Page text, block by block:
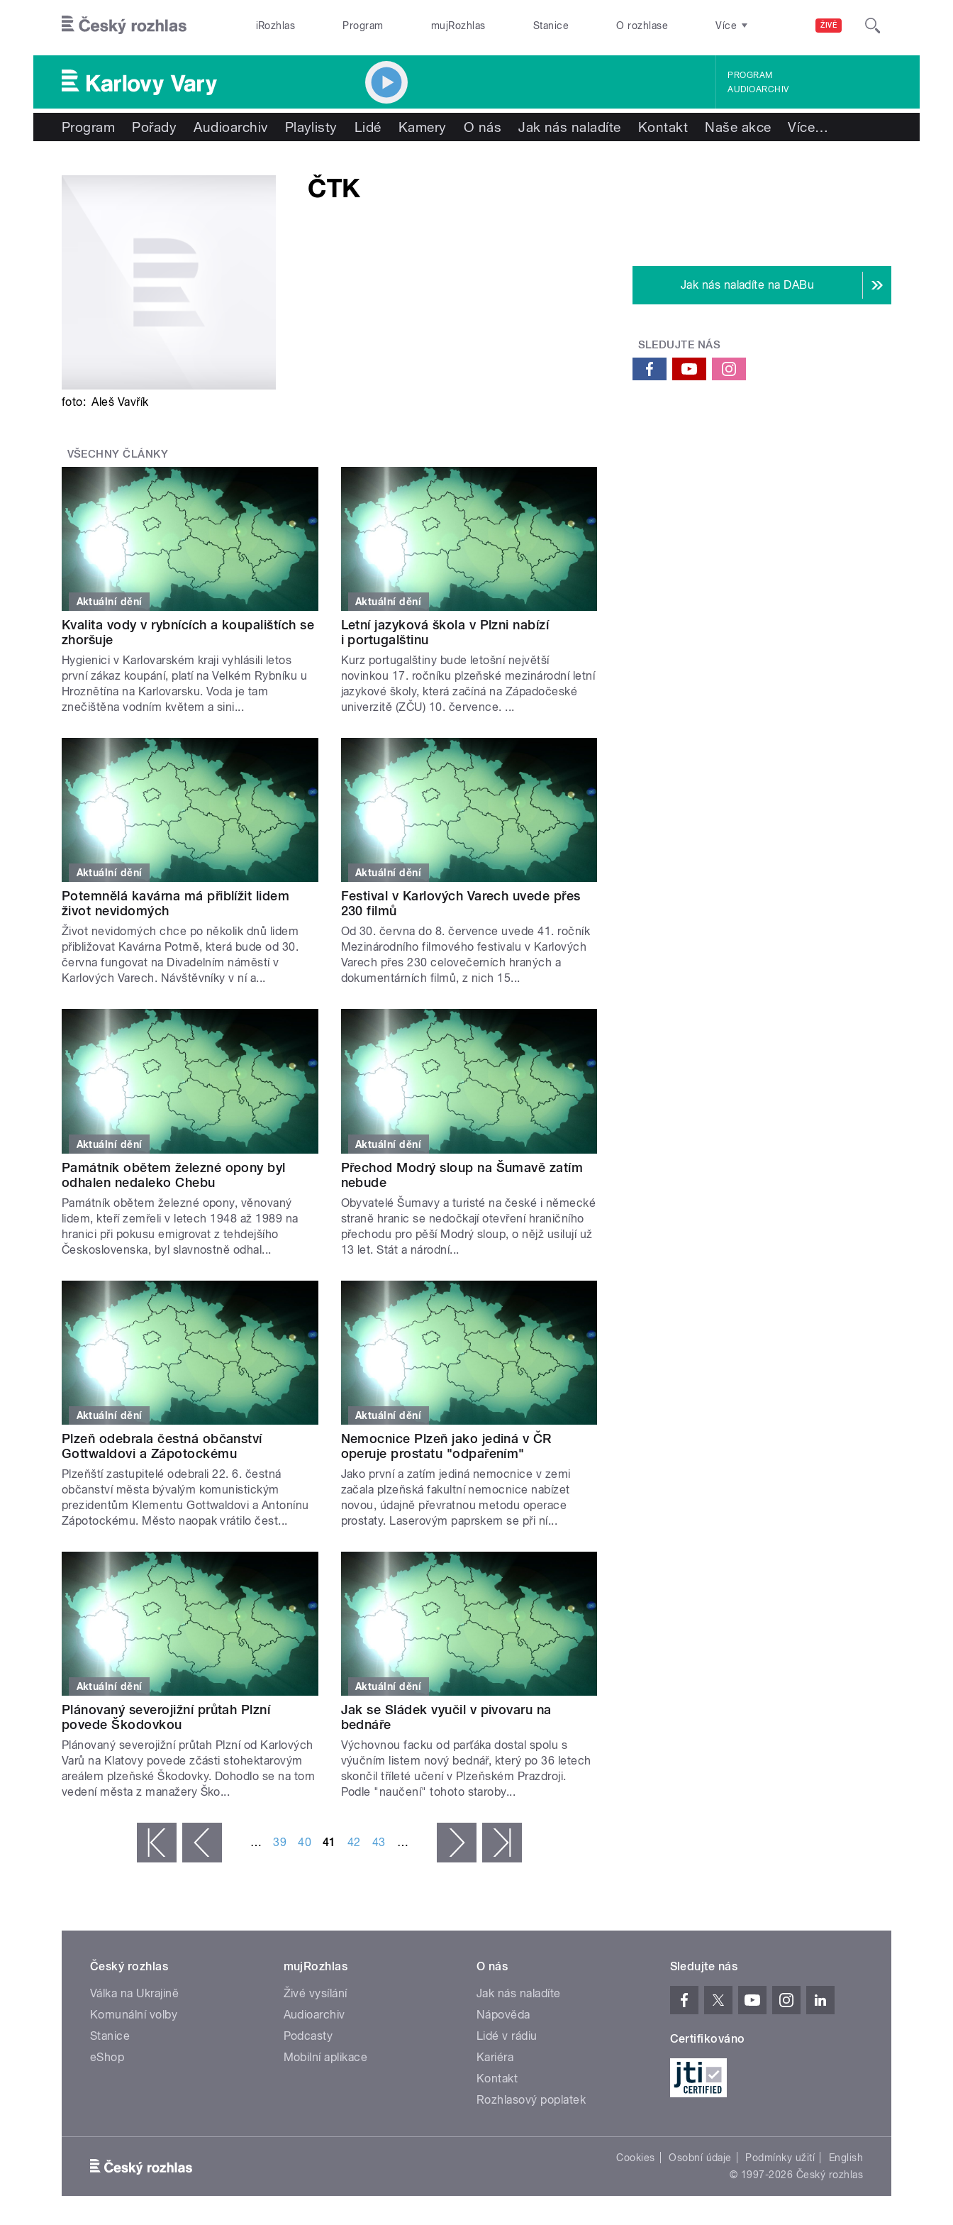
ŽIVĚ
iRozhlas Program mujRozhlas Stanice O rozhlase Více
PROGRAM
AUDIOARCHIV
Program Pořady Audioarchiv Playlisty Lidé Kamery O nás Jak nás naladíte Kontakt Naše akce Více…
ČTK
foto: Aleš Vavřík
VŠECHNY ČLÁNKY
Aktuální dění
Kvalita vody v rybnících a koupalištích se
zhoršuje
Hygienici v Karlovarském kraji vyhlásili letos
první zákaz koupání, platí na Velkém Rybníku u
Hroznětína na Karlovarsku. Voda je tam
znečištěna vodním květem a sini...
Aktuální dění
Letní jazyková škola v Plzni nabízí
i portugalštinu
Kurz portugalštiny bude letošní největší
novinkou 17. ročníku plzeňské mezinárodní letní
jazykové školy, která začíná na Západočeské
univerzitě (ZČU) 10. července. ...
Aktuální dění
Potemnělá kavárna má přiblížit lidem
život nevidomých
Život nevidomých chce po několik dnů lidem
přibližovat Kavárna Potmě, která bude od 30.
června fungovat na Divadelním náměstí v
Karlových Varech. Návštěvníky v ní a...
Aktuální dění
Festival v Karlových Varech uvede přes
230 filmů
Od 30. června do 8. července uvede 41. ročník
Mezinárodního filmového festivalu v Karlových
Varech přes 230 celovečerních hraných a
dokumentárních filmů, z nich 15...
Aktuální dění
Památník obětem železné opony byl
odhalen nedaleko Chebu
Památník obětem železné opony, věnovaný
lidem, kteří zemřeli v letech 1948 až 1989 na
hranici při pokusu emigrovat z tehdejšího
Československa, byl slavnostně odhal...
Aktuální dění
Přechod Modrý sloup na Šumavě zatím
nebude
Obyvatelé Šumavy a turisté na české i německé
straně hranic se nedočkají otevření hraničního
přechodu pro pěší Modrý sloup, o nějž usilují už
13 let. Stát a národní...
Aktuální dění
Plzeň odebrala čestná občanství
Gottwaldovi a Zápotockému
Plzeňští zastupitelé odebrali 22. 6. čestná
občanství města bývalým komunistickým
prezidentům Klementu Gottwaldovi a Antonínu
Zápotockému. Město naopak vrátilo čest...
Aktuální dění
Nemocnice Plzeň jako jediná v ČR
operuje prostatu "odpařením"
Jako první a zatím jediná nemocnice v zemi
začala plzeňská fakultní nemocnice nabízet
novou, údajně převratnou metodu operace
prostaty. Laserovým paprskem se při ní...
Aktuální dění
Plánovaný severojižní průtah Plzní
povede Škodovkou
Plánovaný severojižní průtah Plzní od Karlových
Varů na Klatovy povede zčásti stohektarovým
areálem plzeňské Škodovky. Dohodlo se na tom
vedení města z manažery Ško...
Aktuální dění
Jak se Sládek vyučil v pivovaru na
bednáře
Výchovnou facku od parťáka dostal spolu s
výučním listem nový bednář, který po 36 letech
skončil tříleté učení v Plzeňském Prazdroji.
Podle "naučení" tohoto staroby...
‹ předchozí … 39 40 41 42 43 … následující ›
Jak nás naladíte na DABu
SLEDUJTE NÁS
Český rozhlas
Válka na Ukrajině
Komunální volby
Stanice
eShop
mujRozhlas
Živé vysílání
Audioarchiv
Podcasty
Mobilní aplikace
O nás
Jak nás naladíte
Nápověda
Lidé v rádiu
Kariéra
Kontakt
Rozhlasový poplatek
Sledujte nás
Certifikováno
Cookies Osobní údaje Podmínky užití
English
© 1997-2026 Český rozhlas